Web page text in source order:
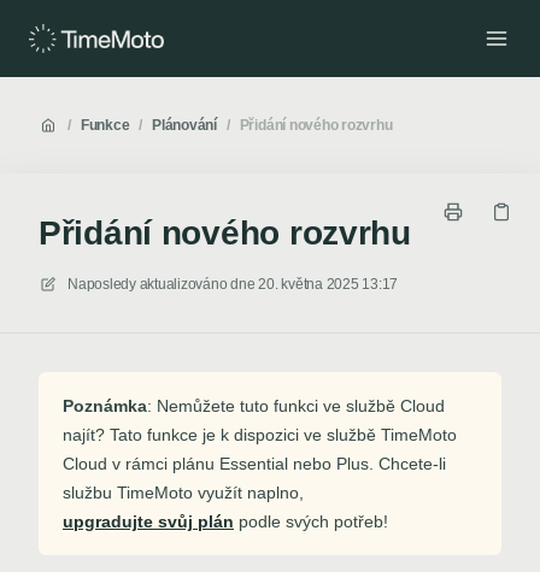
/ Funkce / Plánování / Přidání nového rozvrhu
Přidání nového rozvrhu
Naposledy aktualizováno dne 20. května 2025 13:17
Poznámka: Nemůžete tuto funkci ve službě Cloud
najít? Tato funkce je k dispozici ve službě TimeMoto
Cloud v rámci plánu Essential nebo Plus. Chcete-li
službu TimeMoto využít naplno,
upgradujte svůj plán podle svých potřeb!